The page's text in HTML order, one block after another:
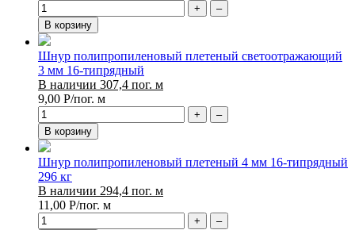
+
–
В корзину
Шнур полипропиленовый плетеный светоотражающий
3 мм 16-типрядный
В наличии 307,4 пог. м
9,00 Р/пог. м
+
–
В корзину
Шнур полипропиленовый плетеный 4 мм 16-типрядный
296 кг
В наличии 294,4 пог. м
11,00 Р/пог. м
+
–